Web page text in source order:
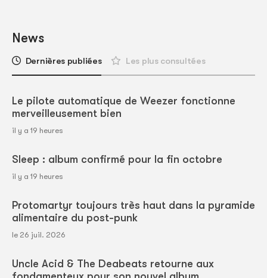
News
Dernières publiées Les plus consultées
Le pilote automatique de Weezer fonctionne
merveilleusement bien
il y a 19 heures
Sleep : album confirmé pour la fin octobre
il y a 19 heures
Protomartyr toujours très haut dans la pyramide
alimentaire du post-punk
le 26 juil. 2026
Uncle Acid & The Deabeats retourne aux